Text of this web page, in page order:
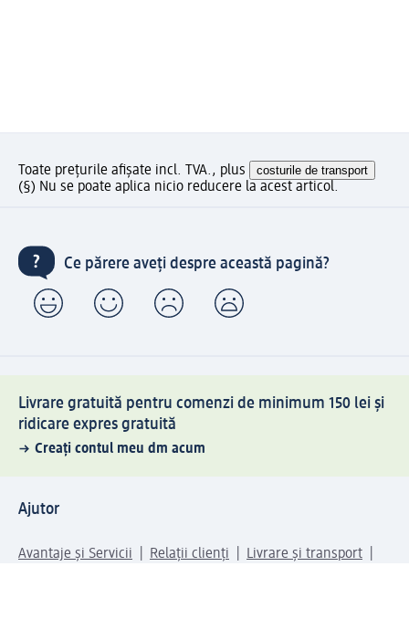
Toate prețurile afișate incl. TVA., plus costurile de transport
(§) Nu se poate aplica nicio reducere la acest articol.
Ce părere aveți despre această pagină?
Livrare gratuită pentru comenzi de minimum 150 lei și
ridicare expres gratuită
Creați contul meu dm acum
Ajutor
Avantaje și Servicii Relații clienți
Livrare și transport